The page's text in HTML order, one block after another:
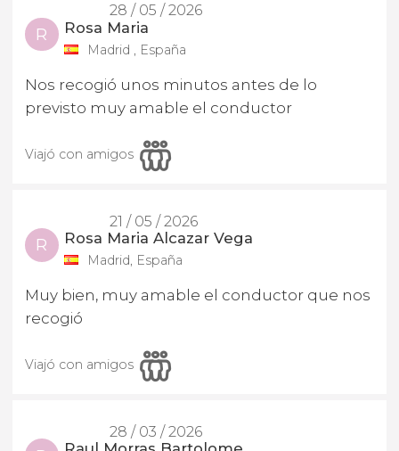
28 / 05 / 2026
R Rosa Maria
Madrid , España
Nos recogió unos minutos antes de lo
previsto muy amable el conductor
Viajó con amigos
21 / 05 / 2026
R Rosa Maria Alcazar Vega
Madrid, España
Muy bien, muy amable el conductor que nos
recogió
Viajó con amigos
28 / 03 / 2026